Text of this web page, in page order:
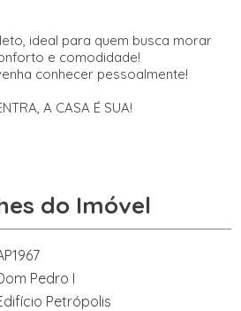
ideal para quem busca morar
e comodidade!
conhecer pessoalmente!
A CASA É SUA!
do Imóvel
Pedro I
Petrópolis